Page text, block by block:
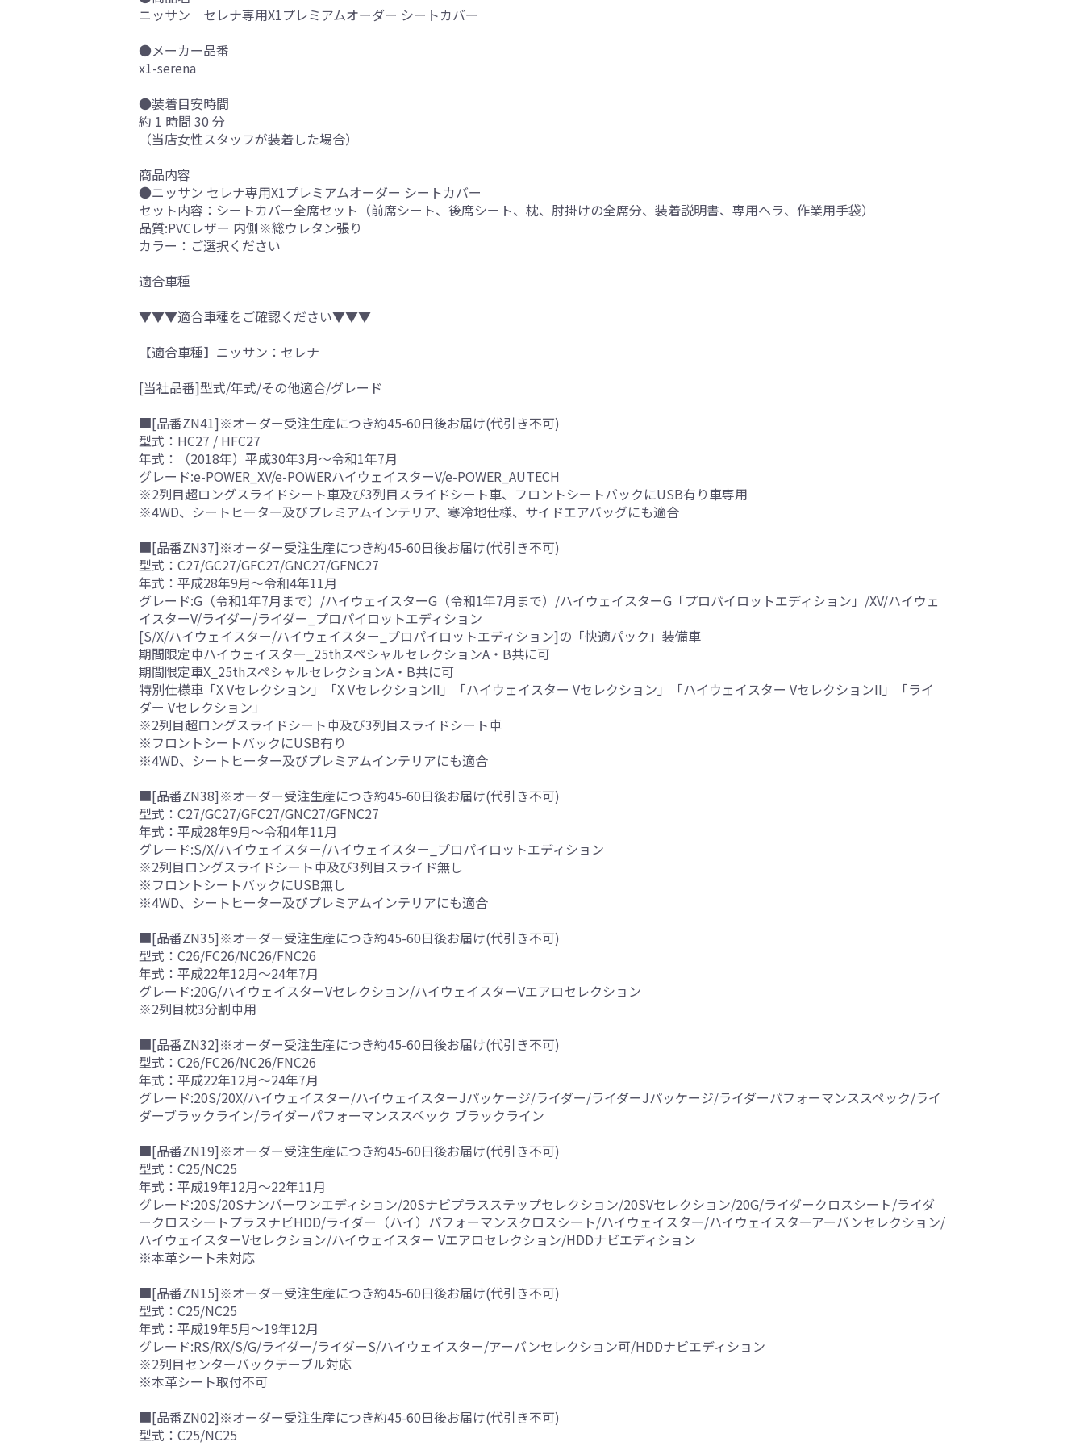
ニッサン セレナ専用X1プレミアムオーダー シートカバー
●メーカー品番
x1-serena
●装着目安時間
約 1 時間 30 分
（当店女性スタッフが装着した場合）
商品内容
●ニッサン セレナ専用X1プレミアムオーダー シートカバー
セット内容：シートカバー全席セット（前席シート、後席シート、枕、肘掛けの全席分、装着説明書、専用ヘラ、作業用手袋）
品質:PVCレザー 内側※総ウレタン張り
カラー：ご選択ください
適合車種
▼▼▼適合車種をご確認ください▼▼▼
【適合車種】ニッサン：セレナ
[当社品番]型式/年式/その他適合/グレード
■[品番ZN41]※オーダー受注生産につき約45-60日後お届け(代引き不可)
型式：HC27 / HFC27
年式：（2018年）平成30年3月～令和1年7月
グレード:e-POWER_XV/e-POWERハイウェイスターV/e-POWER_AUTECH
※2列目超ロングスライドシート車及び3列目スライドシート車、フロントシートバックにUSB有り車専用
※4WD、シートヒーター及びプレミアムインテリア、寒冷地仕様、サイドエアバッグにも適合
■[品番ZN37]※オーダー受注生産につき約45-60日後お届け(代引き不可)
型式：C27/GC27/GFC27/GNC27/GFNC27
年式：平成28年9月～令和4年11月
グレード:G（令和1年7月まで）/ハイウェイスターG（令和1年7月まで）/ハイウェイスターG「プロパイロットエディション」/XV/ハイウェ
イスターV/ライダー/ライダー_プロパイロットエディション
[S/X/ハイウェイスター/ハイウェイスター_プロパイロットエディション]の「快適パック」装備車
期間限定車ハイウェイスター_25thスペシャルセレクションA・B共に可
期間限定車X_25thスペシャルセレクションA・B共に可
特別仕様車「X Vセレクション」「X VセレクションII」「ハイウェイスター Vセレクション」「ハイウェイスター VセレクションII」「ライ
ダー Vセレクション」
※2列目超ロングスライドシート車及び3列目スライドシート車
※フロントシートバックにUSB有り
※4WD、シートヒーター及びプレミアムインテリアにも適合
■[品番ZN38]※オーダー受注生産につき約45-60日後お届け(代引き不可)
型式：C27/GC27/GFC27/GNC27/GFNC27
年式：平成28年9月～令和4年11月
グレード:S/X/ハイウェイスター/ハイウェイスター_プロパイロットエディション
※2列目ロングスライドシート車及び3列目スライド無し
※フロントシートバックにUSB無し
※4WD、シートヒーター及びプレミアムインテリアにも適合
■[品番ZN35]※オーダー受注生産につき約45-60日後お届け(代引き不可)
型式：C26/FC26/NC26/FNC26
年式：平成22年12月～24年7月
グレード:20G/ハイウェイスターVセレクション/ハイウェイスターVエアロセレクション
※2列目枕3分割車用
■[品番ZN32]※オーダー受注生産につき約45-60日後お届け(代引き不可)
型式：C26/FC26/NC26/FNC26
年式：平成22年12月～24年7月
グレード:20S/20X/ハイウェイスター/ハイウェイスターJパッケージ/ライダー/ライダーJパッケージ/ライダーパフォーマンススペック/ライ
ダーブラックライン/ライダーパフォーマンススペック ブラックライン
■[品番ZN19]※オーダー受注生産につき約45-60日後お届け(代引き不可)
型式：C25/NC25
年式：平成19年12月～22年11月
グレード:20S/20Sナンバーワンエディション/20Sナビプラスステップセレクション/20SVセレクション/20G/ライダークロスシート/ライダ
ークロスシートプラスナビHDD/ライダー（ハイ）パフォーマンスクロスシート/ハイウェイスター/ハイウェイスターアーバンセレクション/
ハイウェイスターVセレクション/ハイウェイスター Vエアロセレクション/HDDナビエディション
※本革シート未対応
■[品番ZN15]※オーダー受注生産につき約45-60日後お届け(代引き不可)
型式：C25/NC25
年式：平成19年5月～19年12月
グレード:RS/RX/S/G/ライダー/ライダーS/ハイウェイスター/アーバンセレクション可/HDDナビエディション
※2列目センターバックテーブル対応
※本革シート取付不可
■[品番ZN02]※オーダー受注生産につき約45-60日後お届け(代引き不可)
型式：C25/NC25